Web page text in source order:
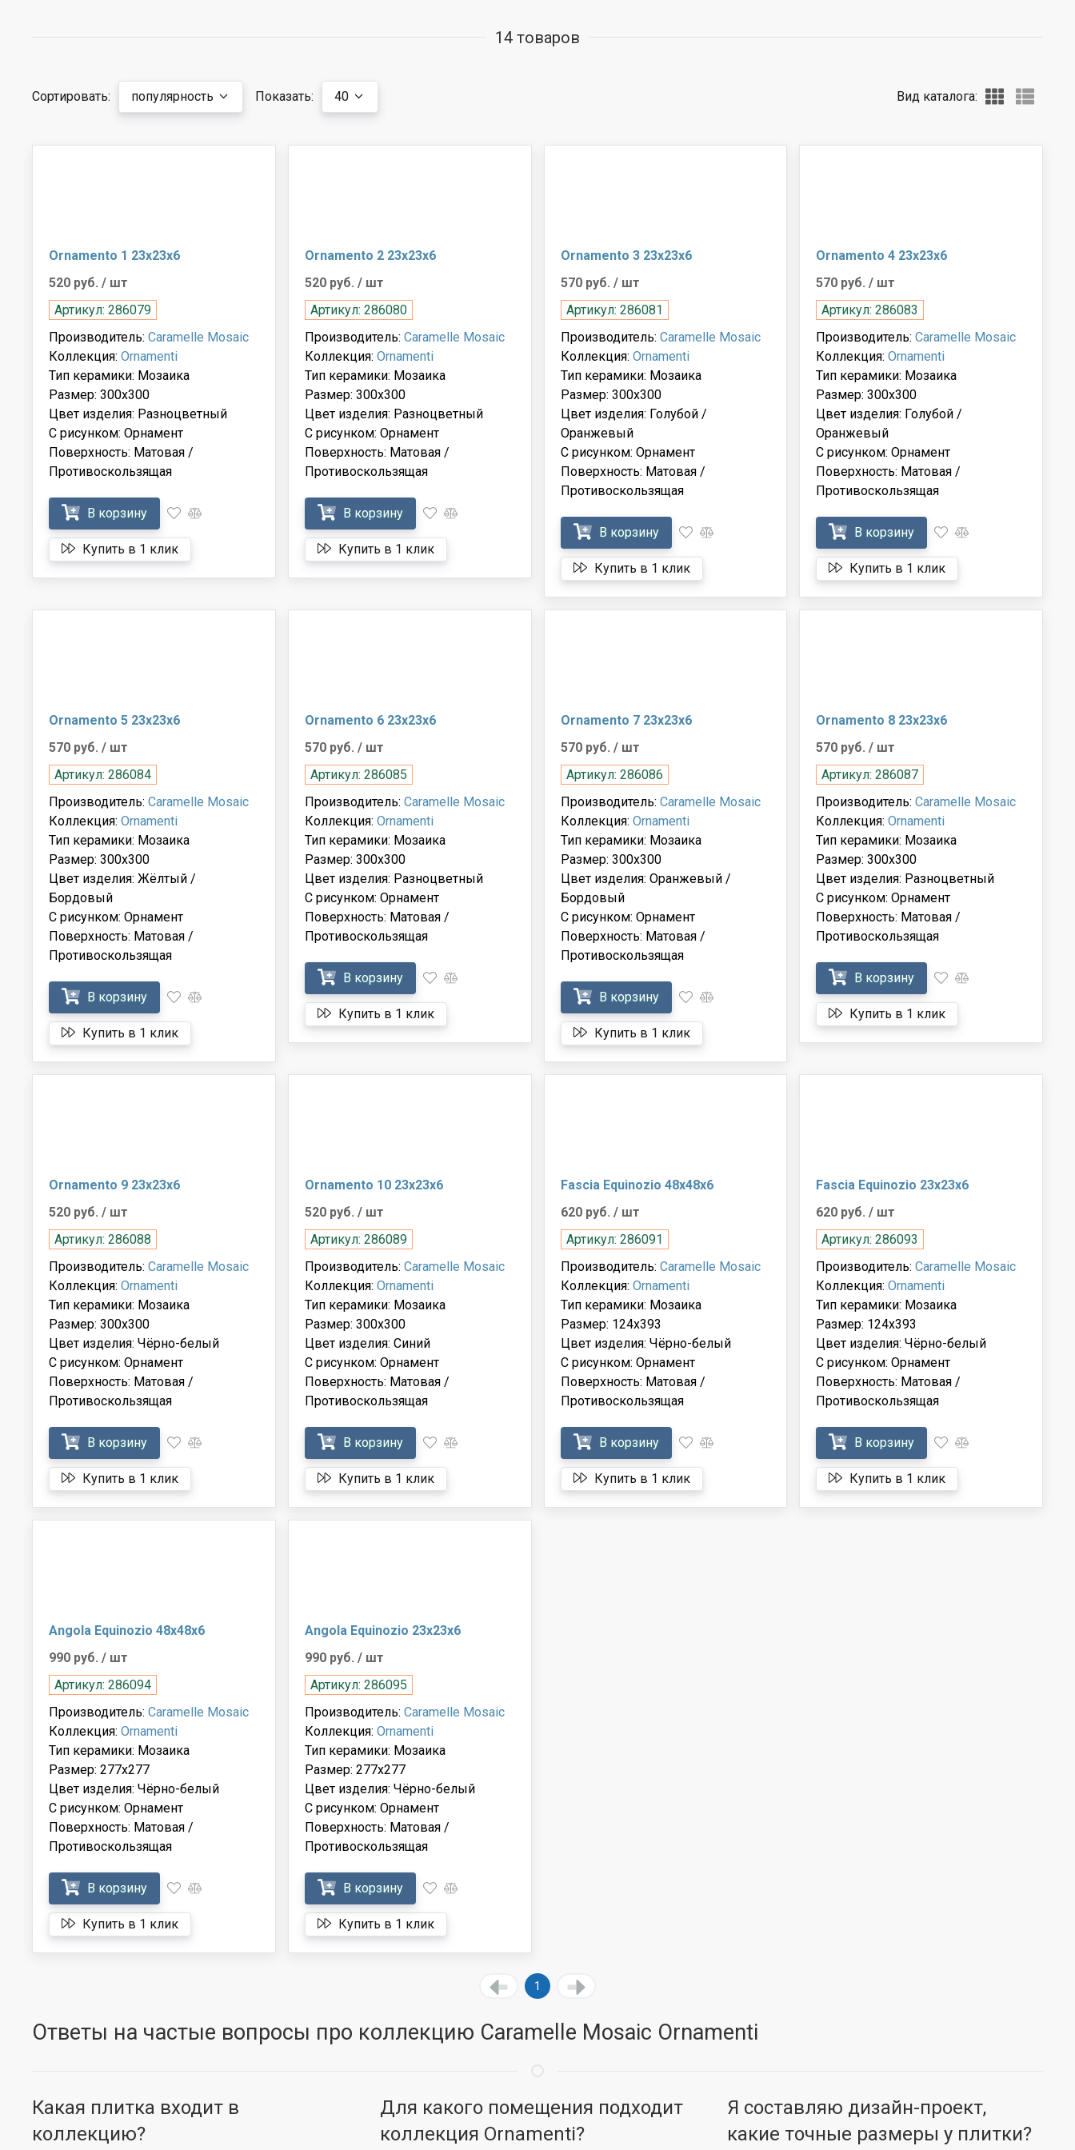
14 товаров
Сортировать: популярность Показать: 40 Вид каталога:
Ornamento 1 23x23x6
520 руб. / шт
Артикул: 286079
Производитель: Caramelle Mosaic
Коллекция: Ornamenti
Тип керамики: Мозаика
Размер: 300x300
Цвет изделия: Разноцветный
С рисунком: Орнамент
Поверхность: Матовая /
Противоскользящая
В корзину
Купить в 1 клик
Ornamento 2 23x23x6
520 руб. / шт
Артикул: 286080
Производитель: Caramelle Mosaic
Коллекция: Ornamenti
Тип керамики: Мозаика
Размер: 300x300
Цвет изделия: Разноцветный
С рисунком: Орнамент
Поверхность: Матовая /
Противоскользящая
В корзину
Купить в 1 клик
Ornamento 3 23x23x6
570 руб. / шт
Артикул: 286081
Производитель: Caramelle Mosaic
Коллекция: Ornamenti
Тип керамики: Мозаика
Размер: 300x300
Цвет изделия: Голубой /
Оранжевый
С рисунком: Орнамент
Поверхность: Матовая /
Противоскользящая
В корзину
Купить в 1 клик
Ornamento 4 23x23x6
570 руб./ шт
Артикул: 286083
Производитель:Caramelle Mosaic
Коллекция:Ornamenti
Тип керамики: Мозаика
Размер: 300x300
Цвет изделия: Голубой /
Оранжевый
С рисунком: Орнамент
Поверхность: Матовая /
Противоскользящая
В корзину
Купить в 1 клик
Ornamento 5 23x23x6
570 руб. / шт
Артикул: 286084
Производитель: Caramelle Mosaic
Коллекция: Ornamenti
Тип керамики: Мозаика
Размер: 300x300
Цвет изделия: Жёлтый /
Бордовый
С рисунком: Орнамент
Поверхность: Матовая /
Противоскользящая
В корзину
Купить в 1 клик
Ornamento 6 23x23x6
570 руб. / шт
Артикул: 286085
Производитель: Caramelle Mosaic
Коллекция: Ornamenti
Тип керамики: Мозаика
Размер: 300x300
Цвет изделия: Разноцветный
С рисунком: Орнамент
Поверхность: Матовая /
Противоскользящая
В корзину
Купить в 1 клик
Ornamento 7 23x23x6
570 руб. / шт
Артикул: 286086
Производитель: Caramelle Mosaic
Коллекция: Ornamenti
Тип керамики: Мозаика
Размер: 300x300
Цвет изделия: Оранжевый /
Бордовый
С рисунком: Орнамент
Поверхность: Матовая /
Противоскользящая
В корзину
Купить в 1 клик
Ornamento 8 23x23x6
570 руб./ шт
Артикул: 286087
Производитель:Caramelle Mosaic
Коллекция:Ornamenti
Тип керамики: Мозаика
Размер: 300x300
Цвет изделия: Разноцветный
С рисунком: Орнамент
Поверхность: Матовая /
Противоскользящая
В корзину
Купить в 1 клик
Ornamento 9 23x23x6
520 руб. / шт
Артикул: 286088
Производитель: Caramelle Mosaic
Коллекция: Ornamenti
Тип керамики: Мозаика
Размер: 300x300
Цвет изделия: Чёрно-белый
С рисунком: Орнамент
Поверхность: Матовая /
Противоскользящая
В корзину
Купить в 1 клик
Ornamento 10 23x23x6
520 руб. / шт
Артикул: 286089
Производитель: Caramelle Mosaic
Коллекция: Ornamenti
Тип керамики: Мозаика
Размер: 300x300
Цвет изделия: Синий
С рисунком: Орнамент
Поверхность: Матовая /
Противоскользящая
В корзину
Купить в 1 клик
Fascia Equinozio 48x48x6
620 руб. / шт
Артикул: 286091
Производитель: Caramelle Mosaic
Коллекция: Ornamenti
Тип керамики: Мозаика
Размер: 124x393
Цвет изделия: Чёрно-белый
С рисунком: Орнамент
Поверхность: Матовая /
Противоскользящая
В корзину
Купить в 1 клик
Fascia Equinozio 23x23x6
620 руб./ шт
Артикул: 286093
Производитель:Caramelle Mosaic
Коллекция:Ornamenti
Тип керамики: Мозаика
Размер: 124x393
Цвет изделия: Чёрно-белый
С рисунком: Орнамент
Поверхность: Матовая /
Противоскользящая
В корзину
Купить в 1 клик
Angola Equinozio 48x48x6
990 руб. / шт
Артикул: 286094
Производитель: Caramelle Mosaic
Коллекция: Ornamenti
Тип керамики: Мозаика
Размер: 277x277
Цвет изделия: Чёрно-белый
С рисунком: Орнамент
Поверхность: Матовая /
Противоскользящая
В корзину
Купить в 1 клик
Angola Equinozio 23x23x6
990 руб. / шт
Артикул: 286095
Производитель: Caramelle Mosaic
Коллекция: Ornamenti
Тип керамики: Мозаика
Размер: 277x277
Цвет изделия: Чёрно-белый
С рисунком: Орнамент
Поверхность: Матовая /
Противоскользящая
В корзину
Купить в 1 клик
1
Ответы на частые вопросы про коллекцию Caramelle Mosaic Ornamenti
Какая плитка входит в
коллекцию?
Для какого помещения подходит
коллекция Ornamenti?
Я составляю дизайн-проект,
какие точные размеры у плитки?